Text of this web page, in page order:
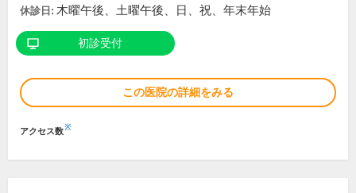
休診日: 木曜午後、土曜午後、日、祝、年末年始
初診受付
この医院の詳細をみる
アクセス数※